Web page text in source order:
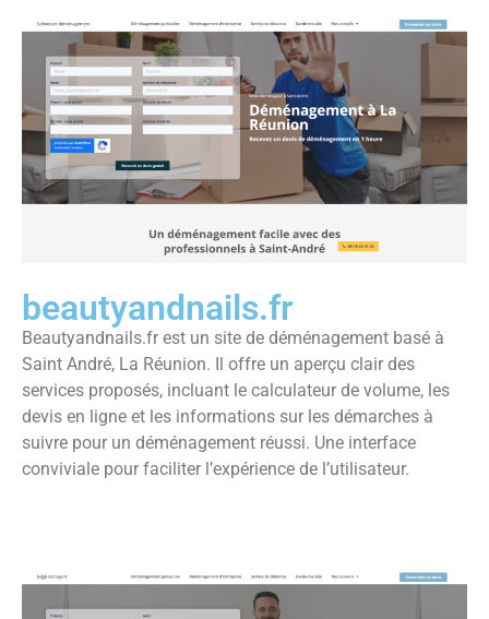
beautyandnails.fr
Beautyandnails.fr est un site de déménagement basé à
Saint André, La Réunion. Il offre un aperçu clair des
services proposés, incluant le calculateur de volume, les
devis en ligne et les informations sur les démarches à
suivre pour un déménagement réussi. Une interface
conviviale pour faciliter l’expérience de l’utilisateur.